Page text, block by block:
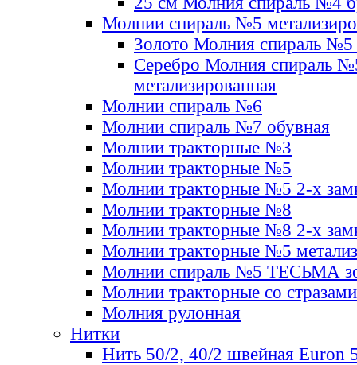
Молнии спираль №5
Золото Молния спираль №5
Серебро Молния спираль
метализированная
Молнии спираль №6
Молнии спираль №7 обувная
Молнии тракторные №3
Молнии тракторные №5
Молнии тракторные №5 2-х
Молнии тракторные №8
Молнии тракторные №8 2-х
Молнии тракторные №5
Молнии спираль №5 ТЕСЬМА
Молнии тракторные со стразами
Молния рулонная
Нитки
Нить 50/2, 40/2 швейная Euron